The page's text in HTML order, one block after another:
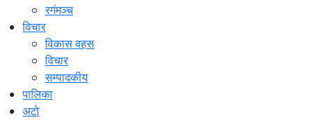
रगंमञ्च
विचार
विकास वहस
विचार
सम्पादकीय
पालिका
अटो